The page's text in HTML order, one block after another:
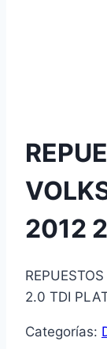
2012
2.0 TDI
Categorías: